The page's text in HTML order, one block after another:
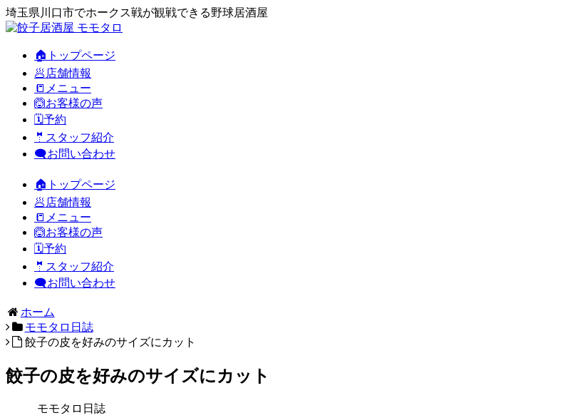
埼玉県川口市でホークス戦が観戦できる野球居酒屋
🏠トップページ
🥟店舗情報
📒メニュー
🙆お客様の声
🗓️予約
🤵スタッフ紹介
🗨️お問い合わせ
🏠トップページ
🥟店舗情報
📒メニュー
🙆お客様の声
🗓️予約
🤵スタッフ紹介
🗨️お問い合わせ
ホーム
モモタロ日誌
餃子の皮を好みのサイズにカット
餃子の皮を好みのサイズにカット
モモタロ日誌